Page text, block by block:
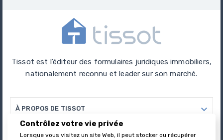
Tissot est l’éditeur des formulaires juridiques immobiliers,
nationalement reconnu et leader sur son marché.
À PROPOS DE TISSOT 
VOTRE COMPTE
Contrôlez votre vie privée
Lorsque vous visitez un site Web, il peut stocker ou récupérer